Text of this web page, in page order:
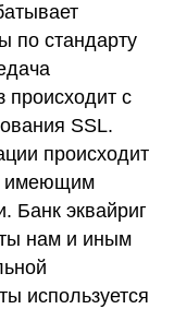
по стандарту
с
SSL.
происходит
имеющим
Банк эквайриг
нам и иным
используется